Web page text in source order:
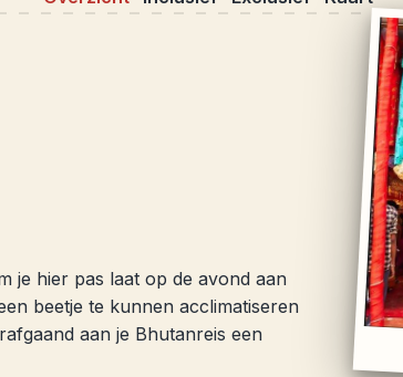
je hier pas laat op de avond aan
beetje te kunnen acclimatiseren
aan je Bhutanreis een